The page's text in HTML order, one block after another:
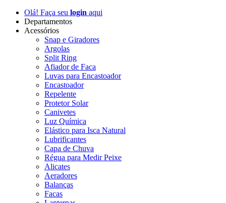
Olá! Faça seu login aqui
Departamentos
Acessórios
Snap e Giradores
Argolas
Split Ring
Afiador de Faca
Luvas para Encastoador
Encastoador
Repelente
Protetor Solar
Canivetes
Luz Química
Elástico para Isca Natural
Lubrificantes
Capa de Chuva
Régua para Medir Peixe
Alicates
Aeradores
Balanças
Facas